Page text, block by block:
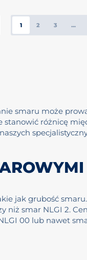
1 2 3 ...
smaru może
różnicę
jak grubość
niż smar NLGI 2.
00 lub nawet